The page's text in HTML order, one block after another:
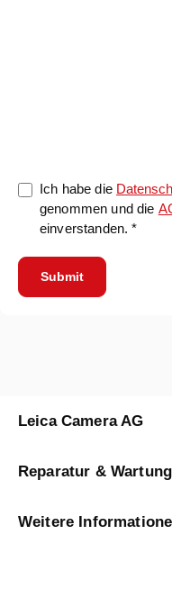
Ich habe die
genommen und die
einverstanden. *
Submit
Leica Camera AG
Reparatur & Wartung
Weitere